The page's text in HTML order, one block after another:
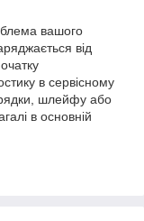
вашого
від
в сервісному
шлейфу або
в основній